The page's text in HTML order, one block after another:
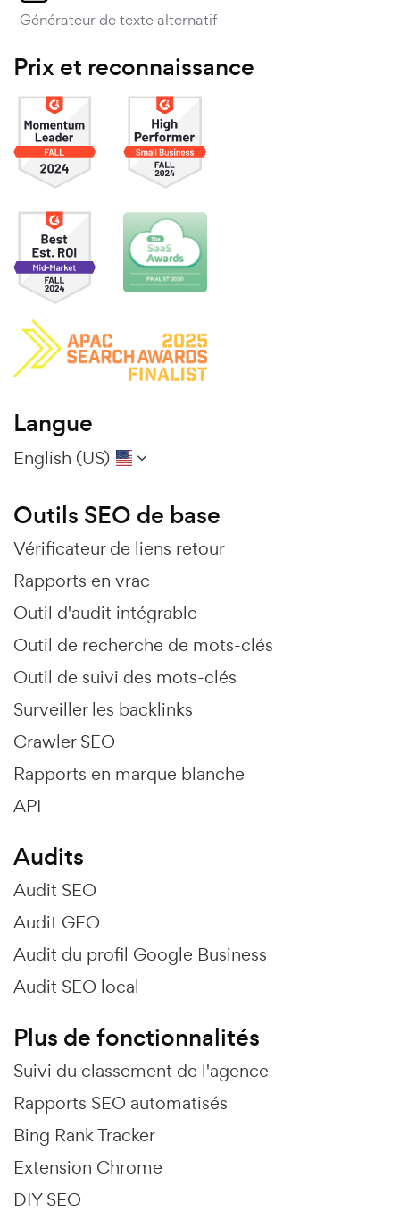
Générateur de texte alternatif
Prix et reconnaissance
Langue
English (US)
Outils SEO de base
Vérificateur de liens retour
Rapports en vrac
Outil d'audit intégrable
Outil de recherche de mots-clés
Outil de suivi des mots-clés
Surveiller les backlinks
Crawler SEO
Rapports en marque blanche
API
Audits
Audit SEO
Audit GEO
Audit du profil Google Business
Audit SEO local
Plus de fonctionnalités
Suivi du classement de l'agence
Rapports SEO automatisés
Bing Rank Tracker
Extension Chrome
DIY SEO